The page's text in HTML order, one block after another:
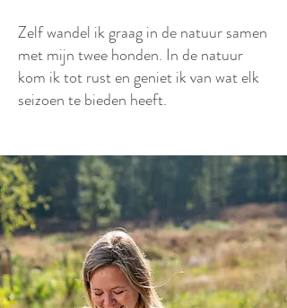
​Zelf wandel ik graag in de natuur samen
met mijn twee honden. In de natuur
kom ik tot rust en geniet ik van wat elk
seizoen te bieden heeft.